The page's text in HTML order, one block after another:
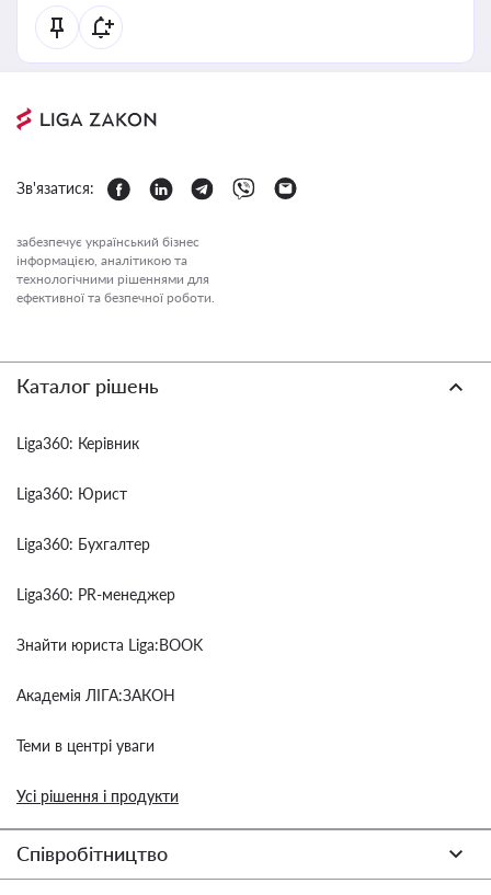
Зв'язатися:
забезпечує український бізнес
інформацією, аналітикою та
технологічними рішеннями для
ефективної та безпечної роботи.
Каталог рішень
Liga360: Керівник
Liga360: Юрист
Liga360: Бухгалтер
Liga360: PR-менеджер
Знайти юриста Liga:BOOK
Академія ЛІГА:ЗАКОН
Теми в центрі уваги
Усі рішення і продукти
Співробітництво